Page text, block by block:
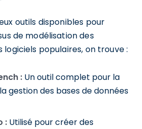
outils disponibles pour
de modélisation des
logiciels populaires, on trouve :
: Un outil complet pour la
gestion des bases de données
: Utilisé pour créer des